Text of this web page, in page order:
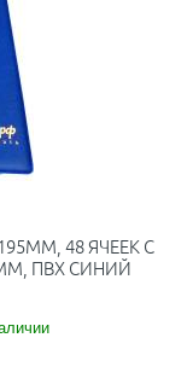
48 ЯЧЕЕК С
ПВХ СИНИЙ